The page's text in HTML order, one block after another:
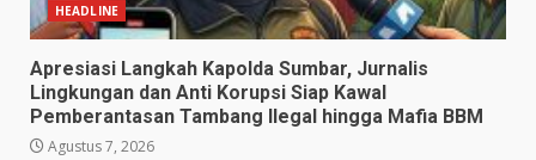
HEADLINE
Apresiasi Langkah Kapolda Sumbar, Jurnalis
Lingkungan dan Anti Korupsi Siap Kawal
Pemberantasan Tambang Ilegal hingga Mafia BBM
Agustus 7, 2026